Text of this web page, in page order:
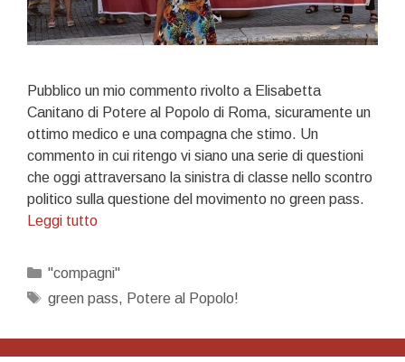
Pubblico un mio commento rivolto a Elisabetta
Canitano di Potere al Popolo di Roma, sicuramente un
ottimo medico e una compagna che stimo. Un
commento in cui ritengo vi siano una serie di questioni
che oggi attraversano la sinistra di classe nello scontro
politico sulla questione del movimento no green pass.
Leggi tuttoCara
Categorie
"compagni"
Tag
green pass, Potere al Popolo!